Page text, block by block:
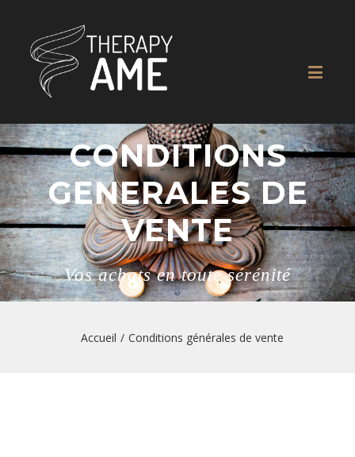
CONDITIONS
GENERALES DE
VENTE
Vos achats en toute sérénité
Accueil / Conditions générales de vente